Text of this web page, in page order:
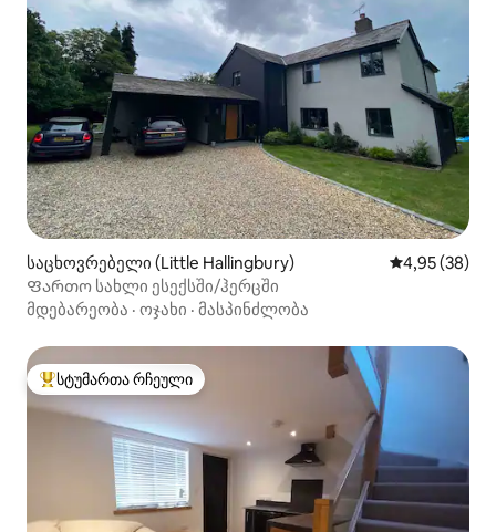
საცხოვრებელი (Little Hallingbury) საშუალო
4,95 (38)
Ფართო სახლი ესექსში/ჰერცში
მდებარეობა · ოჯახი · მასპინძლობა
სტუმართა რჩეული მოწინავე ვარიანტი
სტუმართა რჩეული